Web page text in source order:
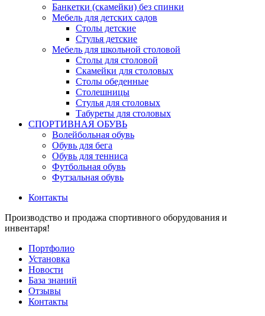
Банкетки (скамейки) без спинки
Мебель для детских садов
Столы детские
Стулья детские
Мебель для школьной столовой
Столы для столовой
Скамейки для столовых
Столы обеденные
Столешницы
Стулья для столовых
Табуреты для столовых
СПОРТИВНАЯ ОБУВЬ
Волейбольная обувь
Обувь для бега
Обувь для тенниса
Футбольная обувь
Футзальная обувь
Контакты
Производство и продажа спортивного оборудования и
инвентаря!
Портфолио
Установка
Новости
База знаний
Отзывы
Контакты